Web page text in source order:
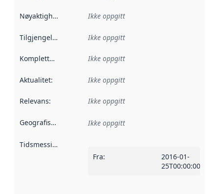
Nøyaktighet Ikke oppgitt
Tilgjengelighet Ikke oppgitt
Kompletthet Ikke oppgitt
Aktualitet: Ikke oppgitt
Relevans: Ikke oppgitt
Geografisk avgrensning :
Ikke oppgitt
Tidsmessig avgrensning
Fra:
2016-01-
25T00:00:00Z